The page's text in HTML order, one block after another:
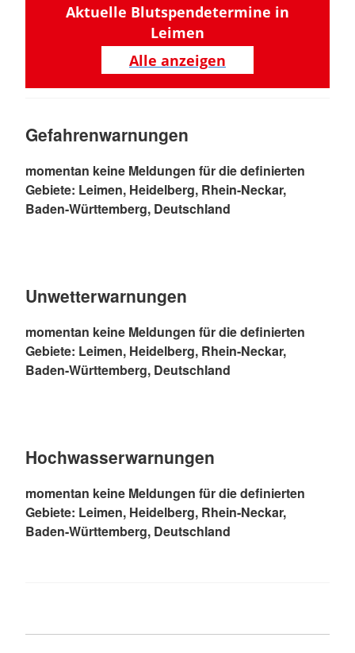
Aktuelle Blutspendetermine in
Leimen
Alle anzeigen
Gefahrenwarnungen
momentan keine Meldungen für die definierten
Gebiete: Leimen, Heidelberg, Rhein-Neckar,
Baden-Württemberg, Deutschland
Unwetterwarnungen
momentan keine Meldungen für die definierten
Gebiete: Leimen, Heidelberg, Rhein-Neckar,
Baden-Württemberg, Deutschland
Hochwasserwarnungen
momentan keine Meldungen für die definierten
Gebiete: Leimen, Heidelberg, Rhein-Neckar,
Baden-Württemberg, Deutschland